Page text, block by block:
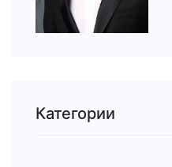
Категории